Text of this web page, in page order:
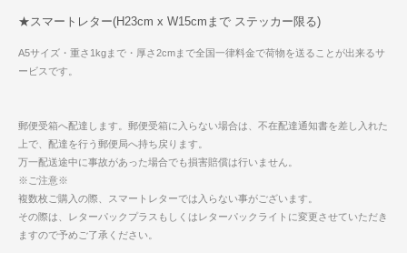
★スマートレター(H23cm x W15cmまで ステッカー限る)
A5サイズ・重さ1kgまで・厚さ2cmまで全国一律料金で荷物を送ることが出来るサ
ービスです。
郵便受箱へ配達します。郵便受箱に入らない場合は、不在配達通知書を差し入れた
上で、配達を行う郵便局へ持ち戻ります。
万一配送途中に事故があった場合でも損害賠償は行いません。
※ご注意※
複数枚ご購入の際、スマートレターでは入らない事がございます。
その際は、レターパックプラスもしくはレターパックライトに変更させていただき
ますので予めご了承ください。